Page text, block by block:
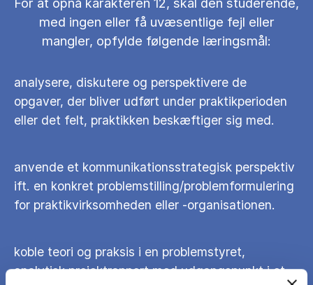
med ingen eller få uvæsentlige fejl eller
mangler, opfylde følgende læringsmål:
analysere, diskutere og perspektivere de
opgaver, der bliver udført under praktikperioden
eller det felt, praktikken beskæftiger sig med.
anvende et kommunikationsstrategisk perspektiv
ift. en konkret problemstilling/problemformulering
for praktikvirksomheden eller -organisationen.
koble teori og praksis i en problemstyret,
analytisk projektrapport med udgangspunkt i et